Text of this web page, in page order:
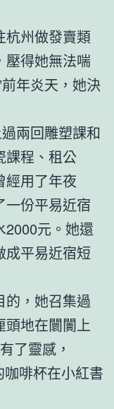
杭州做發賣類
壓得她無法喘
年炎天，她決
兩回雕塑課和
課程、租公
用了年夜
一份平易近宿
2000元。她還
成平易近宿短
的，她召集過
頭地在闤闠上
了靈感，
啡杯在小紅書